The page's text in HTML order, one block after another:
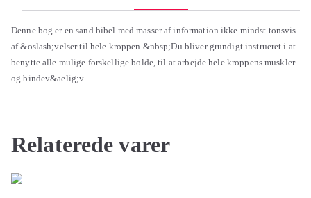
Denne bog er en sand bibel med masser af information ikke mindst tonsvis
af &oslash;velser til hele kroppen.&nbsp;Du bliver grundigt instrueret i at
benytte alle mulige forskellige bolde, til at arbejde hele kroppens muskler
og bindev&aelig;v
Relaterede varer